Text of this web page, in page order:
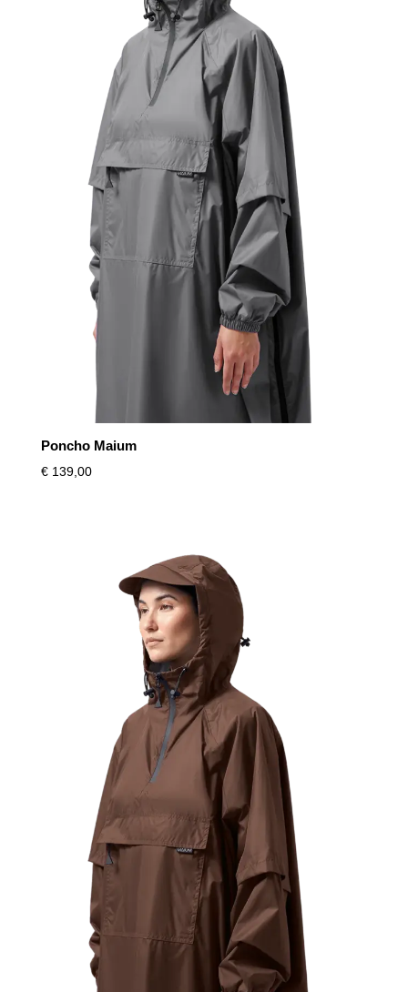
Poncho Maium
€139,00